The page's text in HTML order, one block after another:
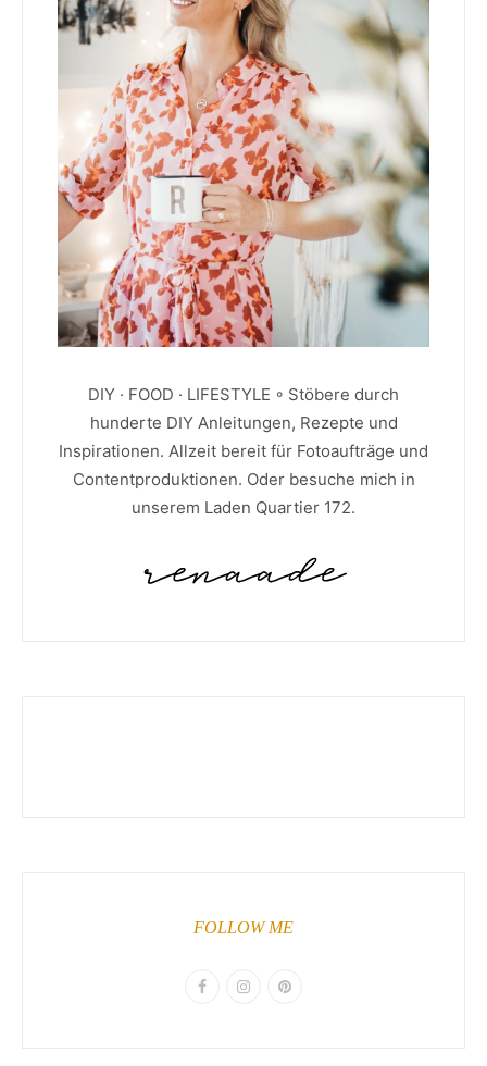
DIY · FOOD · LIFESTYLE ◦ Stöbere durch
hunderte DIY Anleitungen, Rezepte und
Inspirationen. Allzeit bereit für Fotoaufträge und
Contentproduktionen. Oder besuche mich in
unserem Laden Quartier 172.
FOLLOW ME